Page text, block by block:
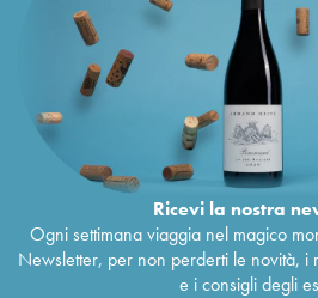
Ricevi la nostra
Ogni settimana viaggia nel magico
Newsletter, per non perderti le novità, i
e i consigli degli